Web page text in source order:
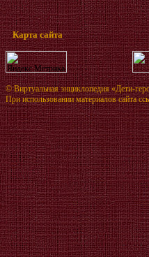
Карта сайта
©Виртуальная энциклопедия «Дети-
При использовании материалов сайта